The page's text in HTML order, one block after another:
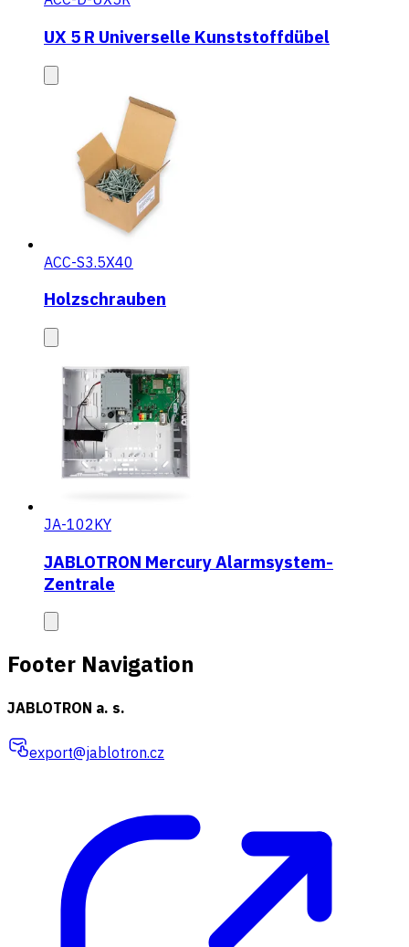
UX 5 R Universelle Kunststoffdübel
ACC-S3.5X40
Holzschrauben
JA-102KY
JABLOTRON Mercury Alarmsystem-
Zentrale
Footer Navigation
JABLOTRON a. s.
export@jablotron.cz